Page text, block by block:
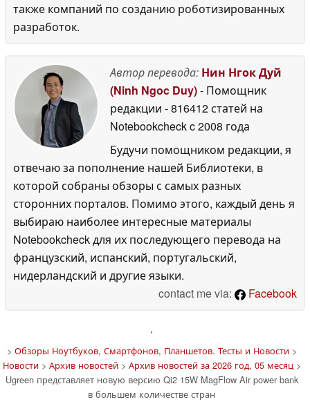
также компаний по созданию роботизированных
разработок.
Автор перевода: Нин Нгок Дуй
(Ninh Ngoc Duy)- Помощник
редакции - 816412 статей на
Notebookcheckc 2008 года
Будучи помощником редакции, я
отвечаю за пополнение нашей Библиотеки, в
которой собраны обзоры с самых разных
сторонних порталов. Помимо этого, каждый день я
выбираю наиболее интересные материалы
Notebookcheck для их последующего перевода на
французский, испанский, португальский,
нидерландский и другие языки.
contact me via:
Facebook
'
> Обзоры Ноутбуков, Смартфонов, Планшетов. Тесты и Новости>
Новости> Архив новостей> Архив новостей за 2026 год, 05 месяц>
Ugreen представляет новую версию Qi2 15W MagFlow Air power bank
в большем количестве стран